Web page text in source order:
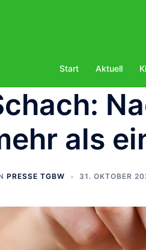
Start Aktuell
als
PRESSE TGBW 31. OKTOBER